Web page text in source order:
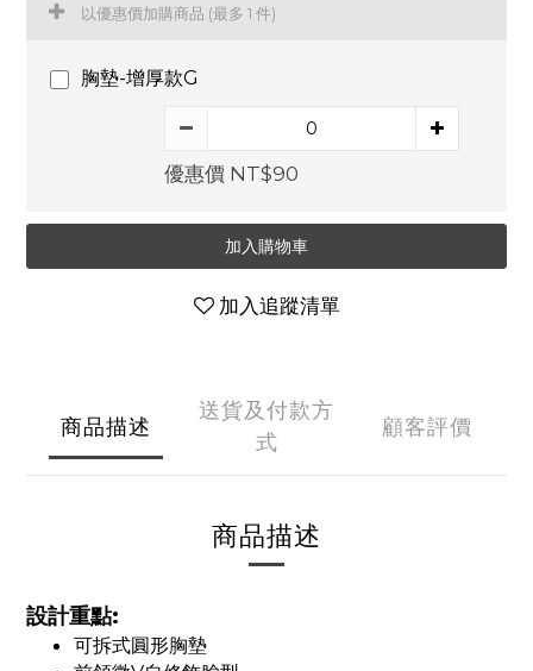
以優惠價加購商品 (最多 1 件)
胸墊-增厚款G
優惠價 NT$90
加入購物車
加入追蹤清單
商品描述
送貨及付款方
式
顧客評價
商品描述
設計重點:
可拆式圓形胸墊